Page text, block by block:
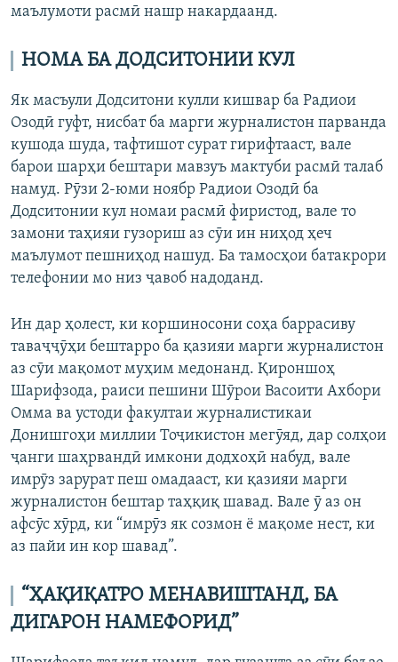
маълумоти расмӣ нашр накардаанд.
НОМА БА ДОДСИТОНИИ КУЛ
Як масъули Додситони кулли кишвар ба Радиои
Озодӣ гуфт, нисбат ба марги журналистон парванда
кушода шуда, тафтишот сурат гирифтааст, вале
барои шарҳи бештари мавзуъ мактуби расмӣ талаб
намуд. Рӯзи 2-юми ноябр Радиои Озодӣ ба
Додситонии кул номаи расмӣ фиристод, вале то
замони таҳияи гузориш аз сӯи ин ниҳод ҳеч
маълумот пешниҳод нашуд. Ба тамосҳои батакрори
телефонии мо низ ҷавоб надоданд.
Ин дар ҳолест, ки коршиносони соҳа баррасиву
таваҷҷӯҳи бештарро ба қазияи марги журналистон
аз сӯи мақомот муҳим медонанд. Қироншоҳ
Шарифзода, раиси пешини Шӯрои Васоити Ахбори
Омма ва устоди факултаи журналистикаи
Донишгоҳи миллии Тоҷикистон мегӯяд, дар солҳои
ҷанги шаҳрвандӣ имкони додхоҳӣ набуд, вале
имрӯз зарурат пеш омадааст, ки қазияи марги
журналистон бештар таҳқиқ шавад. Вале ӯ аз он
афсӯс хӯрд, ки “имрӯз як созмон ё мақоме нест, ки
аз пайи ин кор шавад”.
“ҲАҚИҚАТРО МЕНАВИШТАНД, БА
ДИГАРОН НАМЕФОРИД”